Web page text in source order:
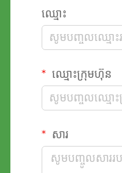
ឈ្មោះ
ឈ្មោះក្រុមហ៊ុន
សារ